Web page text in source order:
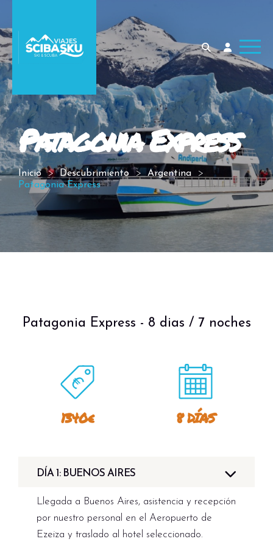
Patagonia Express
Inicio Descubrimiento
Argentina
Patagonia Express
Patagonia Express - 8 dias / 7 noches
1340€ 8 DÍAS
DÍA 1: BUENOS AIRES
Llegada a Buenos Aires, asistencia y recepción
por nuestro personal en el Aeropuerto de
Ezeiza y traslado al hotel seleccionado.